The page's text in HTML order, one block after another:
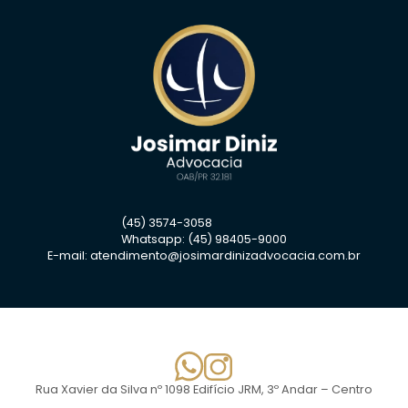
(45) 3574-3058
Whatsapp: (45) 98405-9000
E-mail: atendimento@josimardinizadvocacia.com.br
Rua Xavier da Silva nº 1098 Edifício JRM, 3º Andar – Centro